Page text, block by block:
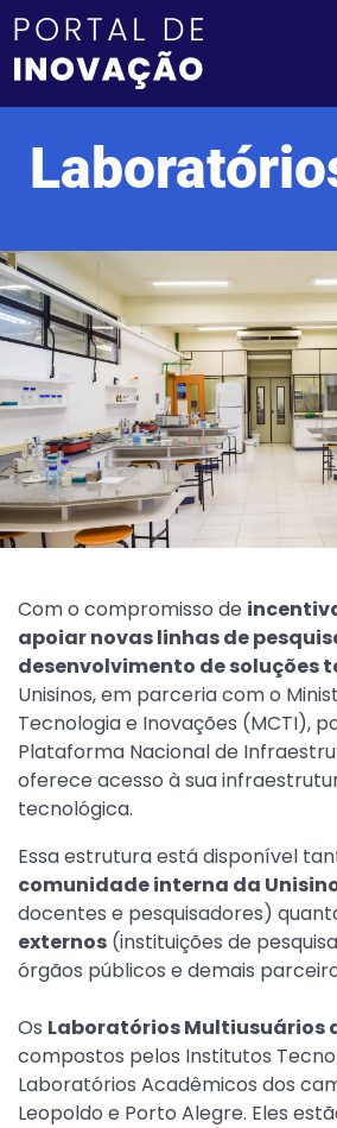
Com o compromisso de
apoiar novas linhas de
desenvolvimento de soluções
Unisinos, em parceria com o
Tecnologia e Inovações (MCTI),
Plataforma Nacional de
oferece acesso à sua
tecnológica.
Essa estrutura está disponível
comunidade interna da
docentes e pesquisadores)
externos (instituições de
órgãos públicos e demais
Os Laboratórios Multiusuários
compostos pelos Institutos
Laboratórios Acadêmicos dos
Leopoldo e Porto Alegre. Eles